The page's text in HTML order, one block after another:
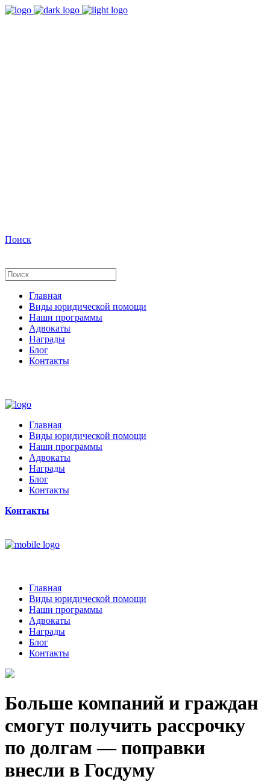
Поиск
Главная
Виды юридической помощи
Наши программы
Адвокаты
Награды
Блог
Контакты
Главная
Виды юридической помощи
Наши программы
Адвокаты
Награды
Блог
Контакты
Контакты
Главная
Виды юридической помощи
Наши программы
Адвокаты
Награды
Блог
Контакты
Больше компаний и граждан
смогут получить рассрочку
по долгам — поправки
внесли в Госдуму